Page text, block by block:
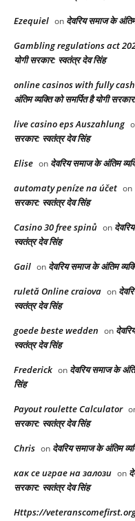
Ezequiel on देवरिय समाज के
Gambling regulations act
योगी सरकार: स्वतंत्र देव सिंह
online casinos with fully
अंतिम व्यक्ति को समर्पित है योगी
live casino eps Auszahlung
सरकार: स्वतंत्र देव सिंह
Elise on देवरिय समाज के अंतिम
automaty peníze na účet on
सरकार: स्वतंत्र देव सिंह
Casino 30 free spinů on
स्वतंत्र देव सिंह
Gail on देवरिय समाज के अंतिम
ruletă Online craiova on
स्वतंत्र देव सिंह
goede beste wedden on
स्वतंत्र देव सिंह
Frederick on देवरिय समाज के
सिंह
Payout roulette Calculator
सरकार: स्वतंत्र देव सिंह
Chris on देवरिय समाज के अंतिम
как се играе на залози on
सरकार: स्वतंत्र देव सिंह
Https://